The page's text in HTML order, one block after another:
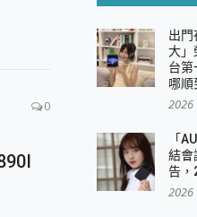
版本 開箱 評測
碟或SD卡
× 年末優惠，一篇全看懂
幻彩膠囊投影機｜結合「 智
Mercury X 系列 輕量無線電
競螢幕，多工辦公、爽度滿滿
的手機配件品牌
徵稿活動」好康大放送
吸無線急速行動電源 開箱 評
0
出門
大」
台第
哪順
2026
「
結會
告，
2026